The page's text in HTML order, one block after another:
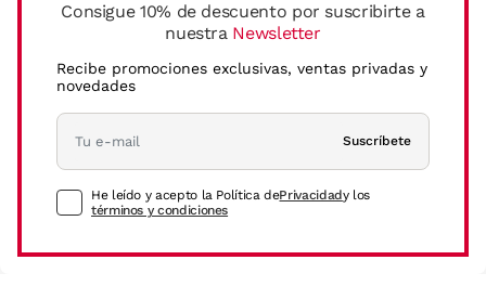
Consigue 10% de descuento por suscribirte a
nuestra Newsletter
Recibe promociones exclusivas, ventas privadas y
novedades
Suscríbete
He leído y acepto la Política dePrivacidady los
términos y condiciones